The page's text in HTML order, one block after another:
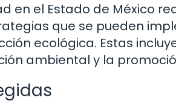
en el Estado de México
que se pueden
ecológica. Estas
ambiental y la